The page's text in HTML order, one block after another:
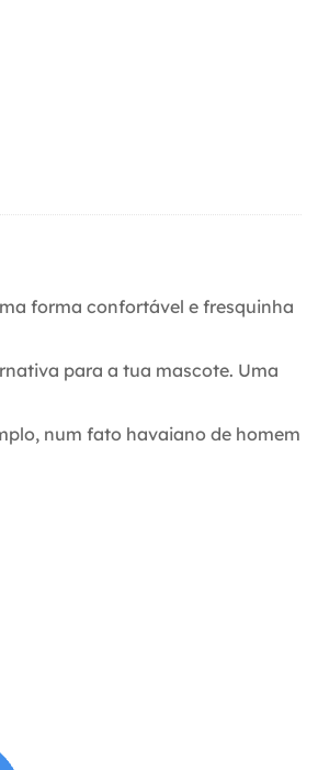
forma confortável e fresquinha
para a tua mascote. Uma
num fato havaiano de homem